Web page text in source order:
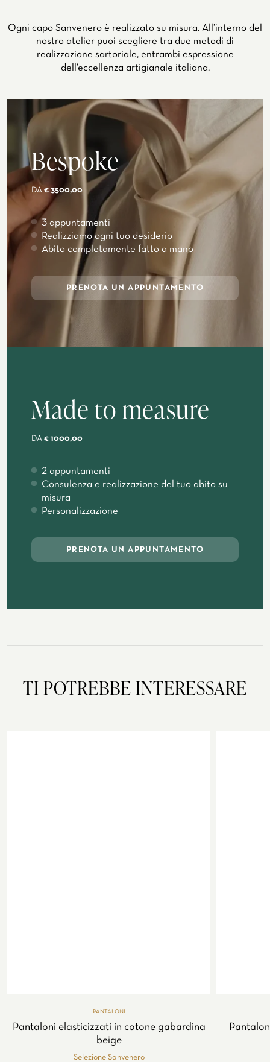
Ogni capo Sanvenero è realizzato su misura. All’interno del
nostro atelier puoi scegliere tra due metodi di
realizzazione sartoriale, entrambi espressione
dell’eccellenza artigianale italiana.
Bespoke
DA € 3500,00
3 appuntamenti
Realizziamo ogni tuo desiderio
Abito completamente fatto a mano
PRENOTA UN APPUNTAMENTO
Made to measure
DA € 1000,00
2 appuntamenti
Consulenza e realizzazione del tuo abito su
misura
Personalizzazione
PRENOTA UN APPUNTAMENTO
TI POTREBBE INTERESSARE
PANTALONI
Pantaloni elasticizzati in cotone gabardina
beige
Selezione Sanvenero